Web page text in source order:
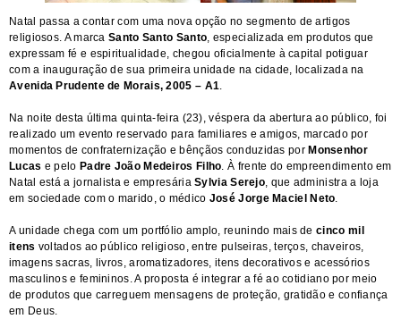
Natal passa a contar com uma nova opção no segmento de artigos
religiosos. A marcaSanto Santo Santo, especializada em produtos que
expressam fé e espiritualidade, chegou oficialmente à capital potiguar
com a inauguração de sua primeira unidade na cidade, localizada na
Avenida Prudente de Morais, 2005 – A1.
Na noite desta última quinta-feira (23), véspera da abertura ao público, foi
realizado um evento reservado para familiares e amigos, marcado por
momentos de confraternização e bênçãos conduzidas por Monsenhor
Lucas e pelo Padre João Medeiros Filho. À frente do empreendimento em
Natal está a jornalista e empresáriaSylvia Serejo, que administra a loja
em sociedade com o marido, o médico José Jorge Maciel Neto.
A unidade chega com um portfólio amplo, reunindo mais decinco mil
itens voltados ao público religioso, entre pulseiras, terços, chaveiros,
imagens sacras, livros, aromatizadores, itens decorativos e acessórios
masculinos e femininos. A proposta é integrar a fé ao cotidiano por meio
de produtos que carreguem mensagens de proteção, gratidão e confiança
em Deus.